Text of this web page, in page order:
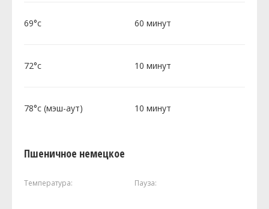
69°c 60 минут
72°c 10 минут
78°c (мэш-аут) 10 минут
Пшеничное немецкое
Температура: Пауза: